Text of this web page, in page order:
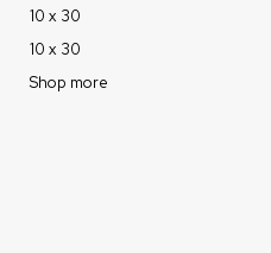
10 x 30
10 x 30
Shop more